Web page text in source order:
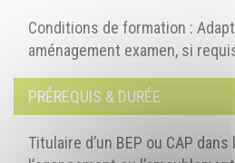
Conditions de formation :
aménagement examen, si
PRÉREQUIS & DURÉE
Titulaire d’un BEP ou CAP